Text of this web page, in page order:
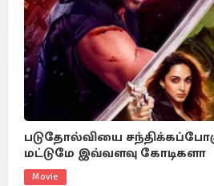
படுதோல்வியை
மட்டுமே இவ்வளவு கோடிகளா
Movie